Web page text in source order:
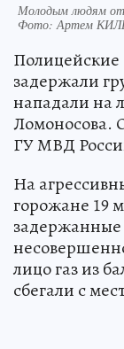
Молодым людям от
Фото: Артем
Полицейские
задержали
нападали на
Ломоносова.
ГУ МВД
На
горожане 19
задержанные
лицо газ из
сбегали с